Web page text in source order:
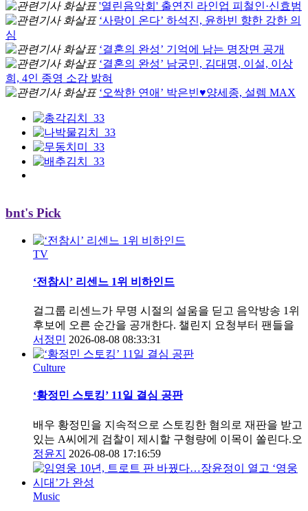
'열린음악회' 출연진 라인업 피철인·신효범
‘사랑이 온다’ 하석진, 윤하빈 향한 강한 의
심
‘결혼의 완성’ 기억에 남는 명장면 공개
‘결혼의 완성’ 남궁민, 김대명, 이설, 이상
희, 4인 종영 소감 밝혀
‘오싹한 연애’ 박은빈♥양세종, 설렘 MAX
bnt's Pick
TV
‘전참시’ 리센느 1위 비하인드
걸그룹 리센느가 무명 시절의 설움을 딛고 음악방송 1위
후보에 오른 순간을 공개한다. 챌린지 요청부터 팬들을
서정민 2026-08-08 08:33:31
Culture
‘황정민 스토킹’ 11일 결심 공판
배우 황정민을 지속적으로 스토킹한 혐의로 재판을 받고
있는 A씨에게 검찰이 제시할 구형량에 이목이 쏠린다.오
정윤지
2026-08-08 17:16:59
Music